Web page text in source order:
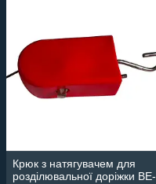
Крюк з натягувачем для
розділювальної доріжки BE-